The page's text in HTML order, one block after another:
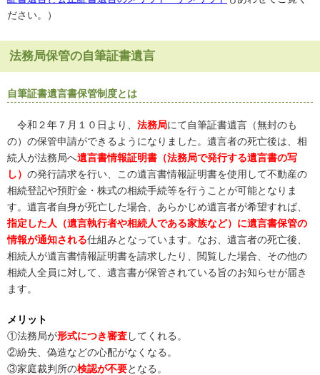
ださい。）
法務局保管の自筆証書遺言
自筆証書遺言書保管制度とは
令和２年７月１０日より、 法務局にて自筆証書遺言（無封のも
の）の保管申請ができるようになりました。遺言者の死亡後は、相
続人が法務局へ遺言書情報証明書（法務局で発行する遺言書の写
し） の発行請求を行い、この遺言書情報証明書を使用して不動産の
相続登記や預貯金・株式の相続手続等を行うことが可能となりま
す。遺言者自身が死亡した場合、あらかじめ遺言者が希望すれば、
指定した人（遺言執行者や相続人である家族など）に遺言書保管の
情報が通知される仕組みとなっています。なお、遺言者の死亡後、
相続人が遺言書情報証明書を請求したり、閲覧した場合、その他の
相続人全員に対して、遺言書が保管されている旨のお知らせが届き
ます。
メリット
①法務局が形式につき審査してくれる。
②紛失、偽造などの心配がなくなる。
③家庭裁判所の検認が不要となる。